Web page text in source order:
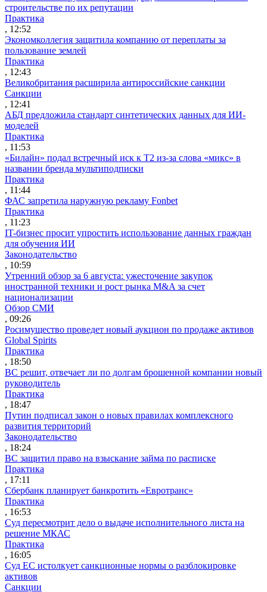
строительстве по их репутации
Практика
, 12:52
Экономколлегия защитила компанию от переплаты за
пользование землей
Практика
, 12:43
Великобритания расширила антироссийские санкции
Санкции
, 12:41
АБД предложила стандарт синтетических данных для ИИ-
моделей
Практика
, 11:53
«Билайн» подал встречный иск к Т2 из-за слова «микс» в
названии бренда мультиподписки
Практика
, 11:44
ФАС запретила наружную рекламу Fonbet
Практика
, 11:23
IT-бизнес просит упростить использование данных граждан
для обучения ИИ
Законодательство
, 10:59
Утренний обзор за 6 августа: ужесточение закупок
иностранной техники и рост рынка M&A за счет
национализации
Обзор СМИ
, 09:26
Росимущество проведет новый аукцион по продаже активов
Global Spirits
Практика
, 18:50
ВС решит, отвечает ли по долгам брошенной компании новый
руководитель
Практика
, 18:47
Путин подписал закон о новых правилах комплексного
развития территорий
Законодательство
, 18:24
ВС защитил право на взыскание займа по расписке
Практика
, 17:11
Сбербанк планирует банкротить «Евротранс»
Практика
, 16:53
Суд пересмотрит дело о выдаче исполнительного листа на
решение МКАС
Практика
, 16:05
Суд ЕС истолкует санкционные нормы о разблокировке
активов
Санкции